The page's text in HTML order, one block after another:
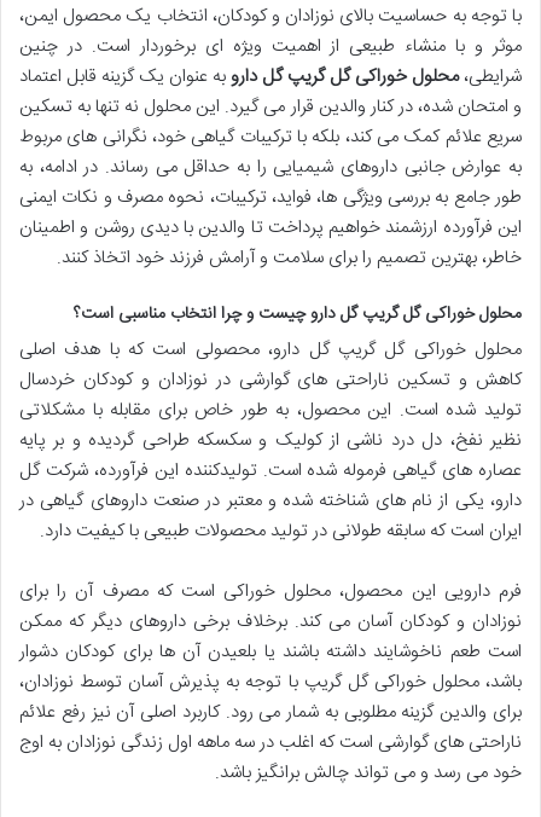
با توجه به حساسیت بالای نوزادان و کودکان، انتخاب یک محصول ایمن،
موثر و با منشاء طبیعی از اهمیت ویژه ای برخوردار است. در چنین
شرایطی،محلول خوراکی گل گریپ گل داروبه عنوان یک گزینه قابل اعتماد
و امتحان شده، در کنار والدین قرار می گیرد. این محلول نه تنها به تسکین
سریع علائم کمک می کند، بلکه با ترکیبات گیاهی خود، نگرانی های مربوط
به عوارض جانبی داروهای شیمیایی را به حداقل می رساند. در ادامه، به
طور جامع به بررسی ویژگی ها، فواید، ترکیبات، نحوه مصرف و نکات ایمنی
این فرآورده ارزشمند خواهیم پرداخت تا والدین با دیدی روشن و اطمینان
خاطر، بهترین تصمیم را برای سلامت و آرامش فرزند خود اتخاذ کنند.
محلول خوراکی گل گریپ گل دارو چیست و چرا انتخاب مناسبی است؟
محلول خوراکی گل گریپ گل دارو، محصولی است که با هدف اصلی
کاهش و تسکین ناراحتی های گوارشی در نوزادان و کودکان خردسال
تولید شده است. این محصول، به طور خاص برای مقابله با مشکلاتی
نظیر نفخ، دل درد ناشی از کولیک و سکسکه طراحی گردیده و بر پایه
عصاره های گیاهی فرموله شده است. تولیدکننده این فرآورده، شرکت گل
دارو، یکی از نام های شناخته شده و معتبر در صنعت داروهای گیاهی در
ایران است که سابقه طولانی در تولید محصولات طبیعی با کیفیت دارد.
فرم دارویی این محصول، محلول خوراکی است که مصرف آن را برای
نوزادان و کودکان آسان می کند. برخلاف برخی داروهای دیگر که ممکن
است طعم ناخوشایند داشته باشند یا بلعیدن آن ها برای کودکان دشوار
باشد، محلول خوراکی گل گریپ با توجه به پذیرش آسان توسط نوزادان،
برای والدین گزینه مطلوبی به شمار می رود. کاربرد اصلی آن نیز رفع علائم
ناراحتی های گوارشی است که اغلب در سه ماهه اول زندگی نوزادان به اوج
خود می رسد و می تواند چالش برانگیز باشد.